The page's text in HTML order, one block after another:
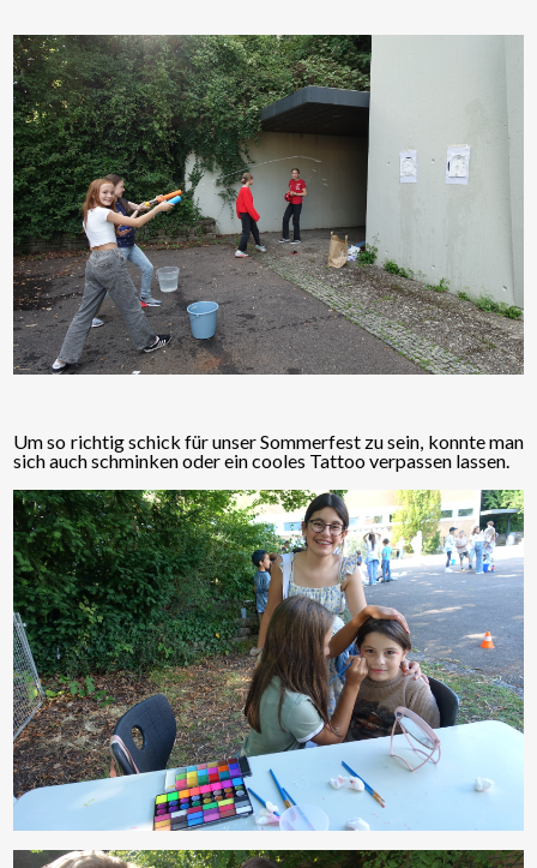
Um so richtig schick für unser Sommerfest zu sein, konnte man
sich auch schminken oder ein cooles Tattoo verpassen lassen.